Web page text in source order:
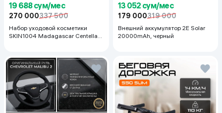
19 688 сум/мес
270 000337 500
Набор уходовой косметики
SKIN1004 Madagascar Centella
13 052 сум/мес
179 000319 000
Внешний аккумулятор 2E Solar
20000mAh, черный